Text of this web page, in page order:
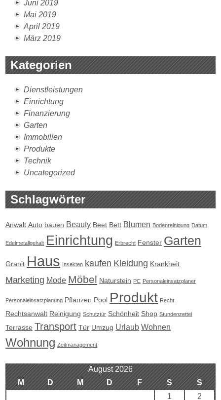
Juni 2019
Mai 2019
April 2019
März 2019
Kategorien
Dienstleistungen
Einrichtung
Finanzierung
Garten
Immobilien
Produkte
Technik
Uncategorized
Schlagwörter
Anwalt Auto bauen Beauty Beet Bett Blumen Bodenreinigung Datum
Edelmetallgehalt Einrichtung Erbrecht Fenster Garten
Granit Haus Insekten kaufen Kleidung Krankheit
Marketing Mode Möbel Naturstein PC Personaleinsatzplaner
Personaleinsatzplanung Pflanzen Pool Produkt Recht
Rechtsanwalt Reinigung Schutztür Schönheit Shop Stundenzettel
Terrasse Transport Tür Umzug Urlaub Wohnen
Wohnung Zeitmanagement
August 2026
M
D M D F S
S
1
2